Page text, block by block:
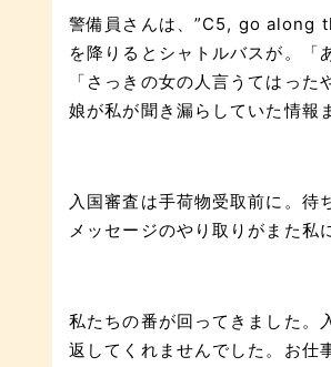
警備員さんは、”C5, go along
を降りるとシャトルバスが。「
「さっきの女の人言うてはった
娘が私が聞き漏らしていた情報
入国審査は手荷物受取前に。待
メッセージのやり取りがまた私
私たちの番が回ってきました。
返してくれませんでした。お仕